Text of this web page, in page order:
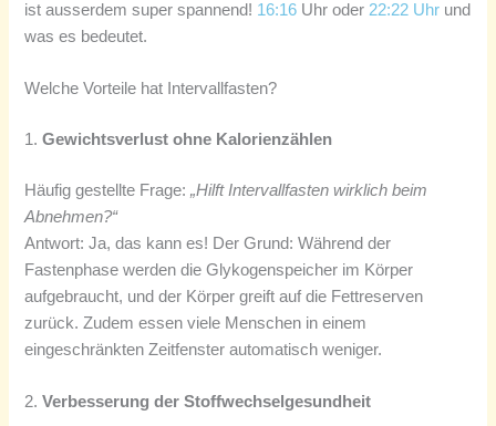
ist ausserdem super spannend! 16:16 Uhr oder 22:22 Uhr und
was es bedeutet.
Welche Vorteile hat Intervallfasten?
1.Gewichtsverlust ohne Kalorienzählen
Häufig gestellte Frage:„Hilft Intervallfasten wirklich beim
Abnehmen?“
Antwort: Ja, das kann es! Der Grund: Während der
Fastenphase werden die Glykogenspeicher im Körper
aufgebraucht, und der Körper greift auf die Fettreserven
zurück. Zudem essen viele Menschen in einem
eingeschränkten Zeitfenster automatisch weniger.
2.Verbesserung der Stoffwechselgesundheit